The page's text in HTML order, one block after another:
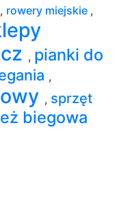
, rowery miejskie ,
, pianki do
,
, sprzęt
biegowa